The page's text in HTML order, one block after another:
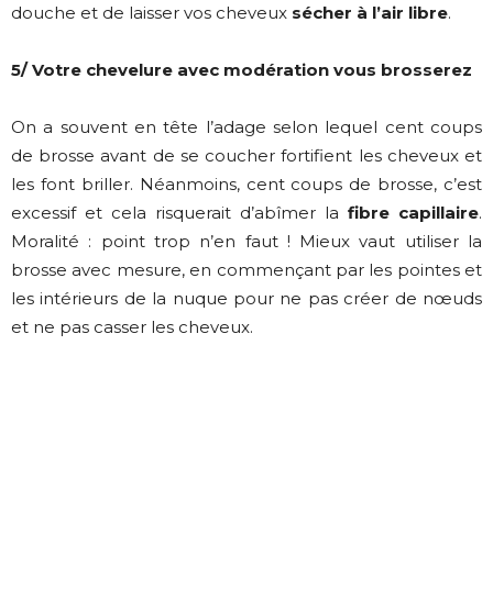
douche et de laisser vos cheveux sécher à l’air libre.
5/ Votre chevelure avec modération vous brosserez
On a souvent en tête l’adage selon lequel cent coups
de brosse avant de se coucher fortifient les cheveux et
les font briller. Néanmoins, cent coups de brosse, c’est
excessif et cela risquerait d’abîmer la fibre capillaire.
Moralité : point trop n’en faut ! Mieux vaut utiliser la
brosse avec mesure, en commençant par les pointes et
les intérieurs de la nuque pour ne pas créer de nœuds
et ne pas casser les cheveux.